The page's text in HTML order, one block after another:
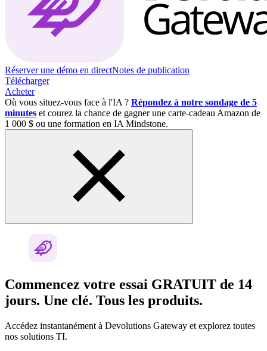
Réserver une démo en directNotes de publication
Télécharger
Acheter
Où vous situez-vous face à l'IA ? Répondez à notre sondage de 5
minutes et courez la chance de gagner une carte-cadeau Amazon de
1 000 $ ou une formation en IA Mindstone.
Commencez votre essai GRATUIT de 14
jours. Une clé. Tous les produits.
Accédez instantanément à Devolutions Gateway et explorez toutes
nos solutions TI.